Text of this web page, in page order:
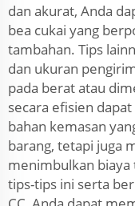
dan akurat, Anda
bea cukai yang
tambahan. Tips
dan ukuran
pada berat atau
secara efisien
bahan kemasan
barang, tetapi juga
menimbulkan
tips-tips ini serta